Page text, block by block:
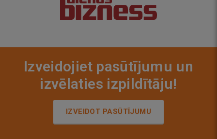
Izveidojiet pasūtījumu un
izvēlaties izpildītāju!
IZVEIDOT PASŪTĪJUMU